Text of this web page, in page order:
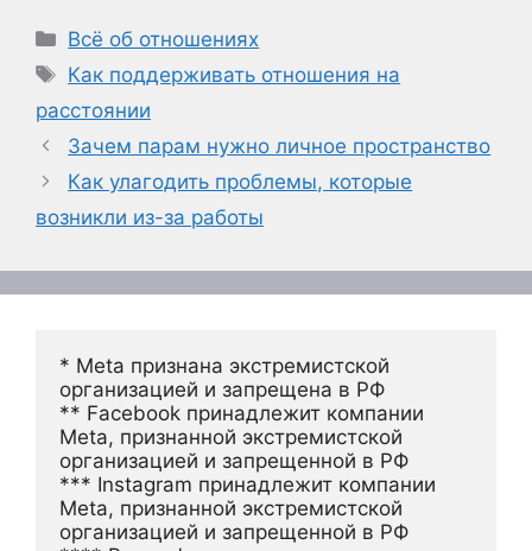
Рубрики
Всё об отношениях
Метки
Как поддерживать отношения на
расстоянии
Зачем парам нужно личное пространство
Как улагодить проблемы, которые
возникли из-за работы
* Meta признана экстремистской
организацией и запрещена в РФ
** Facebook принадлежит компании
Meta, признанной экстремистской
организацией и запрещенной в РФ
*** Instagram принадлежит компании
Meta, признанной экстремистской
организацией и запрещенной в РФ